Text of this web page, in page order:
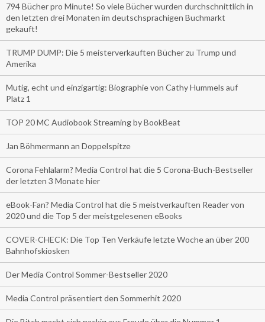
794 Bücher pro Minute! So viele Bücher wurden durchschnittlich in
den letzten drei Monaten im deutschsprachigen Buchmarkt
gekauft!
TRUMP DUMP: Die 5 meisterverkauften Bücher zu Trump und
Amerika
Mutig, echt und einzigartig: Biographie von Cathy Hummels auf
Platz 1
TOP 20 MC Audiobook Streaming by BookBeat
Jan Böhmermann an Doppelspitze
Corona Fehlalarm? Media Control hat die 5 Corona-Buch-Bestseller
der letzten 3 Monate hier
eBook-Fan? Media Control hat die 5 meistverkauften Reader von
2020 und die Top 5 der meistgelesenen eBooks
COVER-CHECK: Die Top Ten Verkäufe letzte Woche an über 200
Bahnhofskiosken
Der Media Control Sommer-Bestseller 2020
Media Control präsentiert den Sommerhit 2020